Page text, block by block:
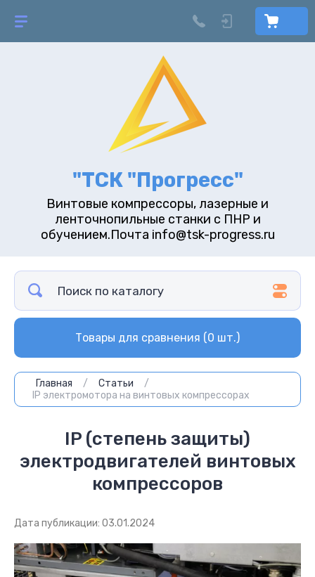
"ТСК "Прогресс"
Винтовые компрессоры, лазерные и
ленточнопильные станки с ПНР и
обучением.Почта info@tsk-progress.ru
Товары для сравнения (0 шт.)
Главная / Cтатьи
/
IP электромотора на винтовых компрессорах
IP (степень защиты)
электродвигателей винтовых
компрессоров
Дата публикации: 03.01.2024